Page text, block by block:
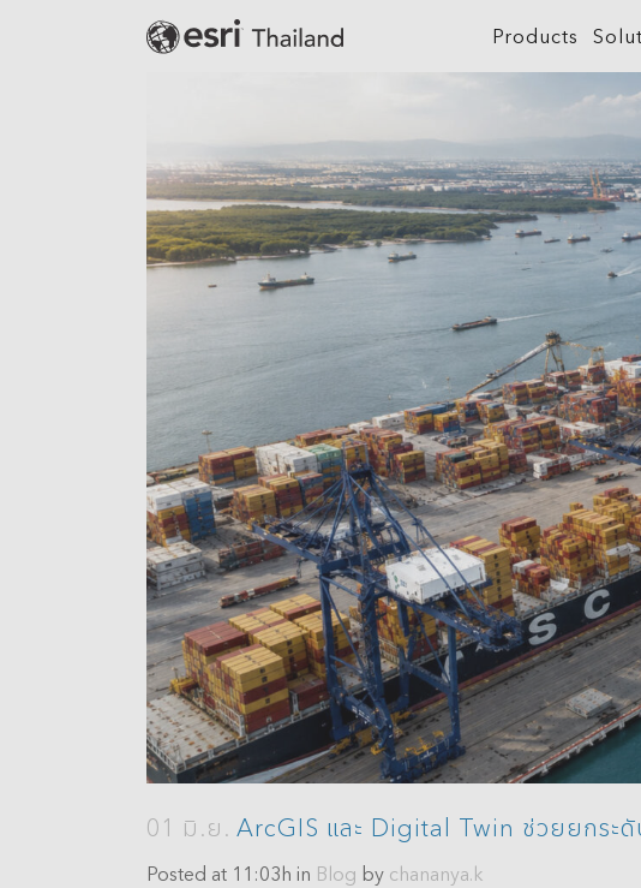
Products
Digital Twin
Location Intelligence
GeoAI
Spatial & Data Science
Imagery and Remote Sensing
Real-Time Visualization &
Analytics
3D Visualization & Analytics
Data Management
What is GIS?
About ArcGIS
ArcGIS Online
ArcGIS Pro
ArcGIS
ArcGIS
ArcGIS
ArcGIS
Agriculture
Architecture, Engineering &
Construction
Climate Action
Defense
Education
Electric
01 มิ.ย. ArcGIS และ Digital Twin ช่วยยกระ
Posted at 11:03h in Blog by chananya.k